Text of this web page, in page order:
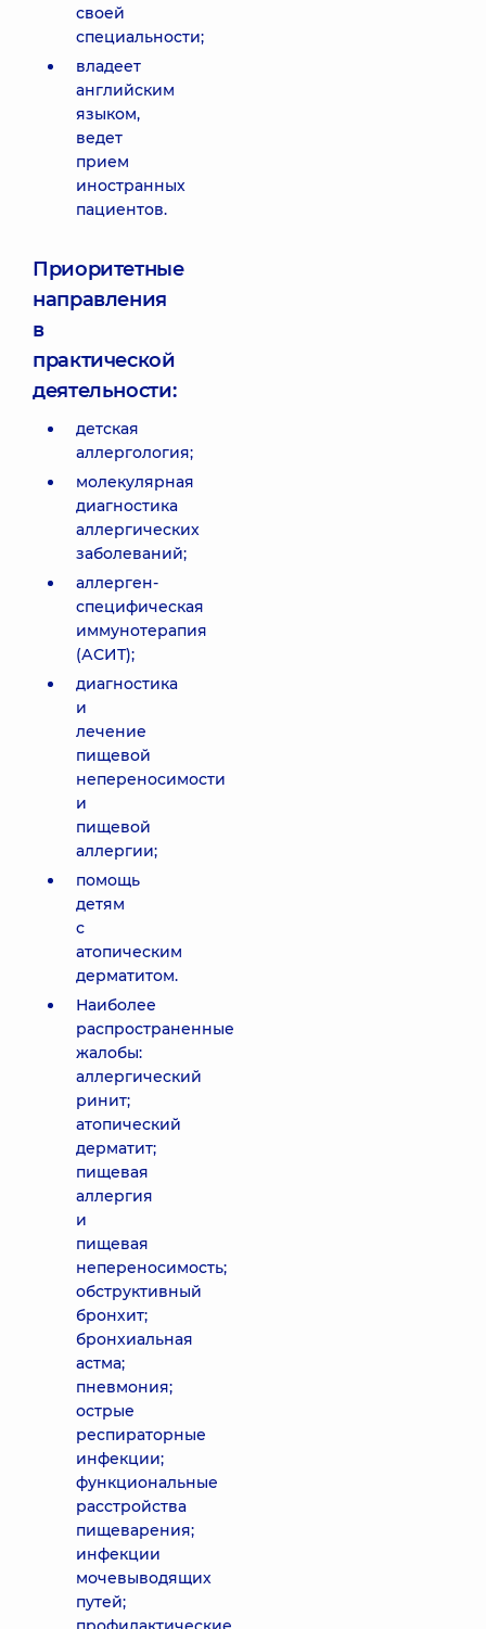
своей
специальности;
владеет
английским
языком,
ведет
прием
иностранных
пациентов.
Приоритетные
направления
в
практической
деятельности:
детская
аллергология;
молекулярная
диагностика
аллергических
заболеваний;
аллерген-
специфическая
иммунотерапия
(АСИТ);
диагностика
и
лечение
пищевой
непереносимости
и
пищевой
аллергии;
помощь
детям
с
атопическим
дерматитом.
Наиболее
распространенные
жалобы:
аллергический
ринит;
атопический
дерматит;
пищевая
аллергия
и
пищевая
непереносимость;
обструктивный
бронхит;
бронхиальная
астма;
пневмония;
острые
респираторные
инфекции;
функциональные
расстройства
пищеварения;
инфекции
мочевыводящих
путей;